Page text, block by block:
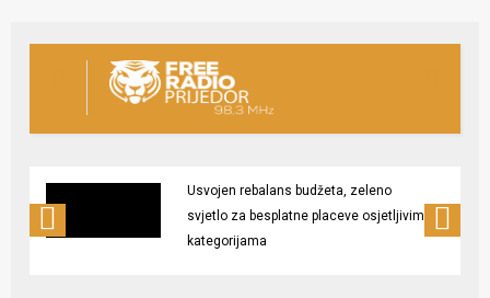
Usvojen rebalans budžeta, zeleno
svjetlo za besplatne placeve osjetljivim
kategorijama